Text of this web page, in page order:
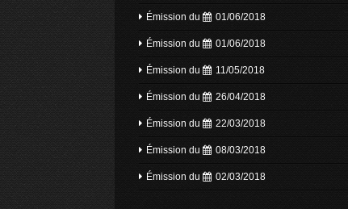
Émission du 01/06/2018
Émission du 01/06/2018
Émission du 11/05/2018
Émission du 26/04/2018
Émission du 22/03/2018
Émission du 08/03/2018
Émission du 02/03/2018